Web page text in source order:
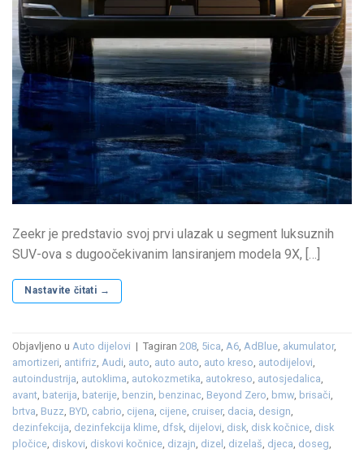
Zeekr je predstavio svoj prvi ulazak u segment luksuznih
SUV-ova s ​​dugoočekivanim lansiranjem modela 9X, […]
Nastavite čitati →
Objavljeno u Auto dijelovi | Tagiran 208, 5ica, A6, AdBlue, akumulator,
amortizeri, antifriz, Audi, auto, auto auto, auto kreso, autodijelovi,
autoindustrija, autoklima, autokozmetika, autokreso, autosjedalica,
avant, baterija, baterije, benzin, benzinac, Beyond Zero, bmw, brisači,
brtva, Buzz, BYD, cabrio, cijena, cijene, cruiser, dacia, design,
dezinfekcija, dezinfekcija klime, dfsk, dijelovi, disk, disk kočnice, disk
pločice, diskovi, diskovi kočnice, dizajn, dizel , dizelaš, djeca, doseg,